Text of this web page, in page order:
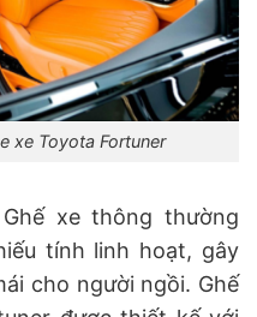
xe Toyota Fortuner
Ghế xe thông thường
tính linh hoạt, gây
cho người ngồi. Ghế